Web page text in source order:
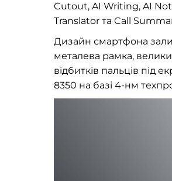
Cutout, AI Writing, AI
Translator та Call
Дизайн смартфона
металева рамка,
відбитків пальців під
8350 на базі 4-нм